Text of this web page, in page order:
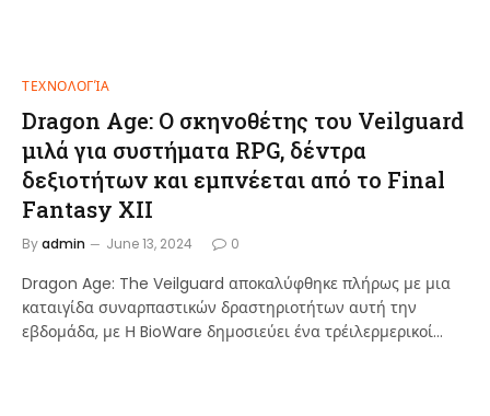
ΤΕΧΝΟΛΟΓΊΑ
Dragon Age: Ο σκηνοθέτης του Veilguard
μιλά για συστήματα RPG, δέντρα
δεξιοτήτων και εμπνέεται από το Final
Fantasy XII
Byadmin June 13, 2024 0
Dragon Age: The Veilguard αποκαλύφθηκε πλήρως με μια
καταιγίδα συναρπαστικών δραστηριοτήτων αυτή την
εβδομάδα, με Η BioWare δημοσιεύει ένα τρέιλερμερικοί…